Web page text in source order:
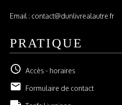
Email : contact@dunlivrealautre.fr
PRATIQUE
schedule Accès - horaires
email Formulaire de contact